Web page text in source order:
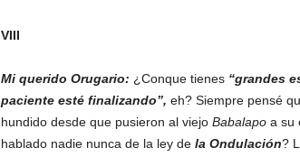
VIII
Mi querido Orugario: ¿Conque tienes “grandes
paciente esté finalizando”, eh? Siempre pensé
hundido desde que pusieron al viejo Babalapoa su
hablado nadie nunca de la ley de la Ondulación?